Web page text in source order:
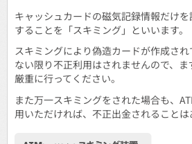
キャッシュカードの磁気記録情報だけ
することを「スキミング」といいます。
スキミングにより偽造カードが作成さ
ない限り不正利用はされませんので、
厳重に行ってください。
また万一スキミングをされた場合も、
用いただければ、不正出金されることは